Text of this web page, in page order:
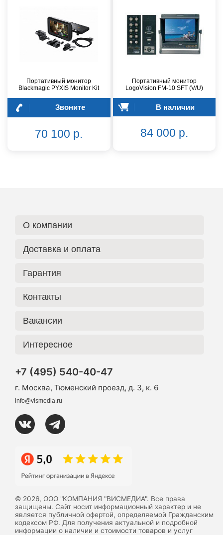
Портативный монитор
Blackmagic PYXIS Monitor Kit
Звоните
70 100 р.
Портативный монитор
LogoVision FM-10 SFT (V/U)
В наличии
84 000 р.
О компании
Доставка и оплата
Гарантия
Контакты
Вакансии
Интересное
+7 (495) 540-40-47
г. Москва, Тюменский проезд, д. 3, к. 6
info@vismedia.ru
© 2026, ООО "КОМПАНИЯ "ВИСМЕДИА". Все права
защищены. Сайт носит информационный характер и не
является публичной офертой, определяемой Гражданским
кодексом РФ. Для получения актуальной и подробной
информации о наличии и стоимости товаров и услуг